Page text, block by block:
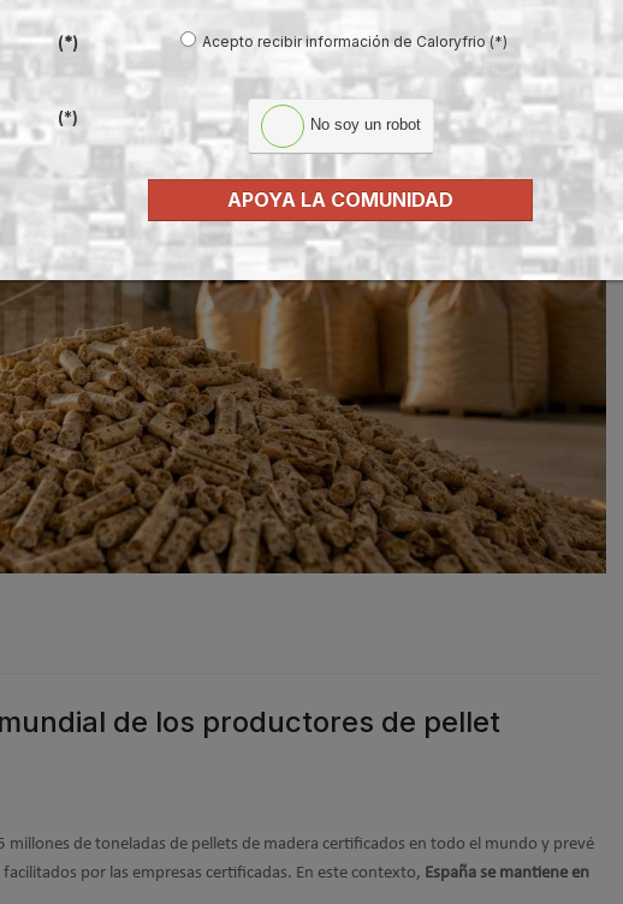
de los productores de pellet
millones de toneladas de pellets de madera certificados en todo el mundo y prevé
por las empresas certificadas. En este contexto, España se mantiene en
(*) Acepto recibir información de Caloryfrio (*)
(*) No soy un robot
APOYA LA COMUNIDAD